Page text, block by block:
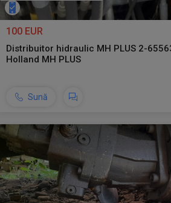
100 EUR
Distribuitor hidraulic MH PLUS 2-
Holland MH PLUS
Sună